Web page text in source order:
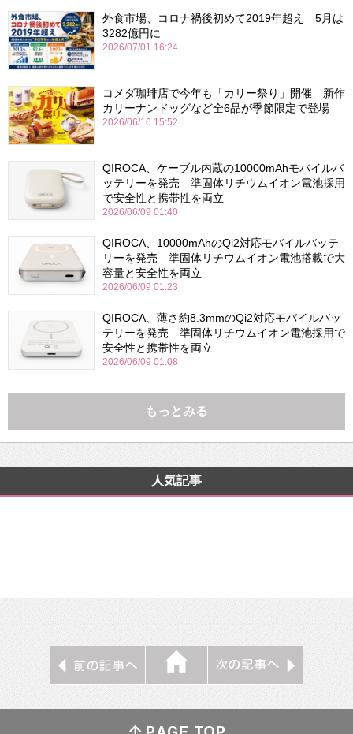
外食市場、コロナ禍後初めて2019年超え 5月は
3282億円に
2026/07/01 16:24
コメダ珈琲店で今年も「カリー祭り」開催 新作
カリーナンドッグなど全6品が季節限定で登場
2026/06/16 15:52
QIROCA、ケーブル内蔵の10000mAhモバイルバ
ッテリーを発売 準固体リチウムイオン電池採用
で安全性と携帯性を両立
2026/06/09 01:40
QIROCA、10000mAhのQi2対応モバイルバッテ
リーを発売 準固体リチウムイオン電池搭載で大
容量と安全性を両立
2026/06/09 01:23
QIROCA、薄さ約8.3mmのQi2対応モバイルバッ
テリーを発売 準固体リチウムイオン電池採用で
安全性と携帯性を両立
2026/06/09 01:08
もっとみる
人気記事